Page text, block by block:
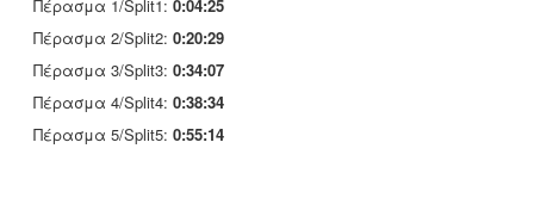
Πέρασμα 1/Split1: 0:04:25
Πέρασμα 2/Split2: 0:20:29
Πέρασμα 3/Split3: 0:34:07
Πέρασμα 4/Split4: 0:38:34
Πέρασμα 5/Split5: 0:55:14